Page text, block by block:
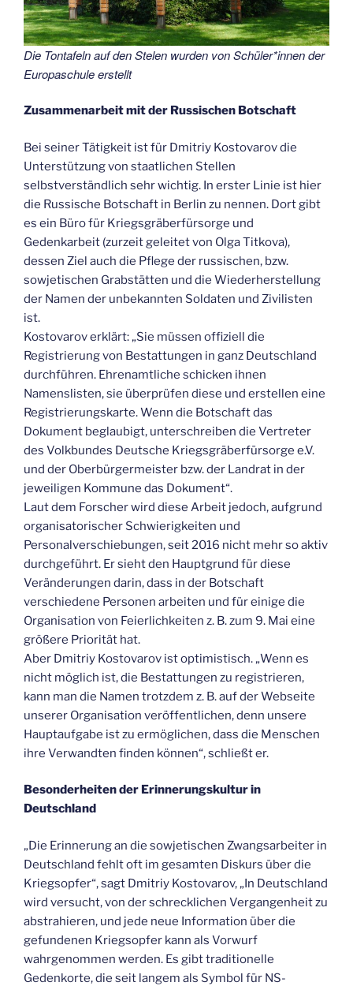
Die Tontafeln auf den Stelen wurden von Schüler*innen der
Europaschule erstellt
Zusammenarbeit mit der Russischen Botschaft
Bei seiner Tätigkeit ist für Dmitriy Kostovarov die
Unterstützung von staatlichen Stellen
selbstverständlich sehr wichtig. In erster Linie ist hier
die Russische Botschaft in Berlin zu nennen. Dort gibt
es ein Büro für Kriegsgräberfürsorge und
Gedenkarbeit (zurzeit geleitet von Olga Titkova),
dessen Ziel auch die Pflege der russischen, bzw.
sowjetischen Grabstätten und die Wiederherstellung
der Namen der unbekannten Soldaten und Zivilisten
ist.
Kostovarov erklärt: „Sie müssen offiziell die
Registrierung von Bestattungen in ganz Deutschland
durchführen. Ehrenamtliche schicken ihnen
Namenslisten, sie überprüfen diese und erstellen eine
Registrierungskarte. Wenn die Botschaft das
Dokument beglaubigt, unterschreiben die Vertreter
des Volkbundes Deutsche Kriegsgräberfürsorge e.V.
und der Oberbürgermeister bzw. der Landrat in der
jeweiligen Kommune das Dokument“.
Laut dem Forscher wird diese Arbeit jedoch, aufgrund
organisatorischer Schwierigkeiten und
Personalverschiebungen, seit 2016 nicht mehr so aktiv
durchgeführt. Er sieht den Hauptgrund für diese
Veränderungen darin, dass in der Botschaft
verschiedene Personen arbeiten und für einige die
Organisation von Feierlichkeiten z. B. zum 9. Mai eine
größere Priorität hat.
Aber Dmitriy Kostovarov ist optimistisch. „Wenn es
nicht möglich ist, die Bestattungen zu registrieren,
kann man die Namen trotzdem z. B. auf der Webseite
unserer Organisation veröffentlichen, denn unsere
Hauptaufgabe ist zu ermöglichen, dass die Menschen
ihre Verwandten finden können“, schließt er.
Besonderheiten der Erinnerungskultur in
Deutschland
„Die Erinnerung an die sowjetischen Zwangsarbeiter in
Deutschland fehlt oft im gesamten Diskurs über die
Kriegsopfer“, sagt Dmitriy Kostovarov, „In Deutschland
wird versucht, von der schrecklichen Vergangenheit zu
abstrahieren, und jede neue Information über die
gefundenen Kriegsopfer kann als Vorwurf
wahrgenommen werden. Es gibt traditionelle
Gedenkorte, die seit langem als Symbol für NS-